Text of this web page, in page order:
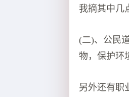
我摘其中几
(二)、公民
物，保护环
另外还有职